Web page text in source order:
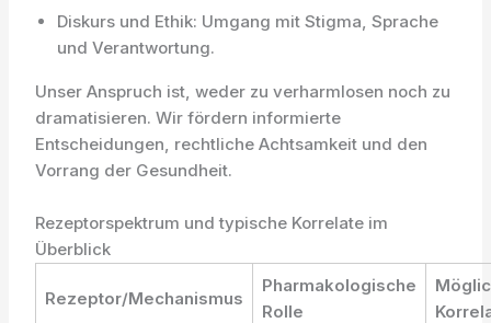
Diskurs und Ethik: Umgang mit Stigma, Sprache
und Verantwortung.
Unser Anspruch ist, weder zu verharmlosen noch zu
dramatisieren. Wir fördern informierte
Entscheidungen, rechtliche Achtsamkeit und den
Vorrang der Gesundheit.
Rezeptorspektrum und typische Korrelate im
Überblick
Rezeptor/Mechanismus
Pharmakologische
Rolle